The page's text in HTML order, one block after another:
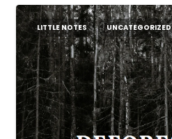
LITTLE NOTES UNCATEGORIZED